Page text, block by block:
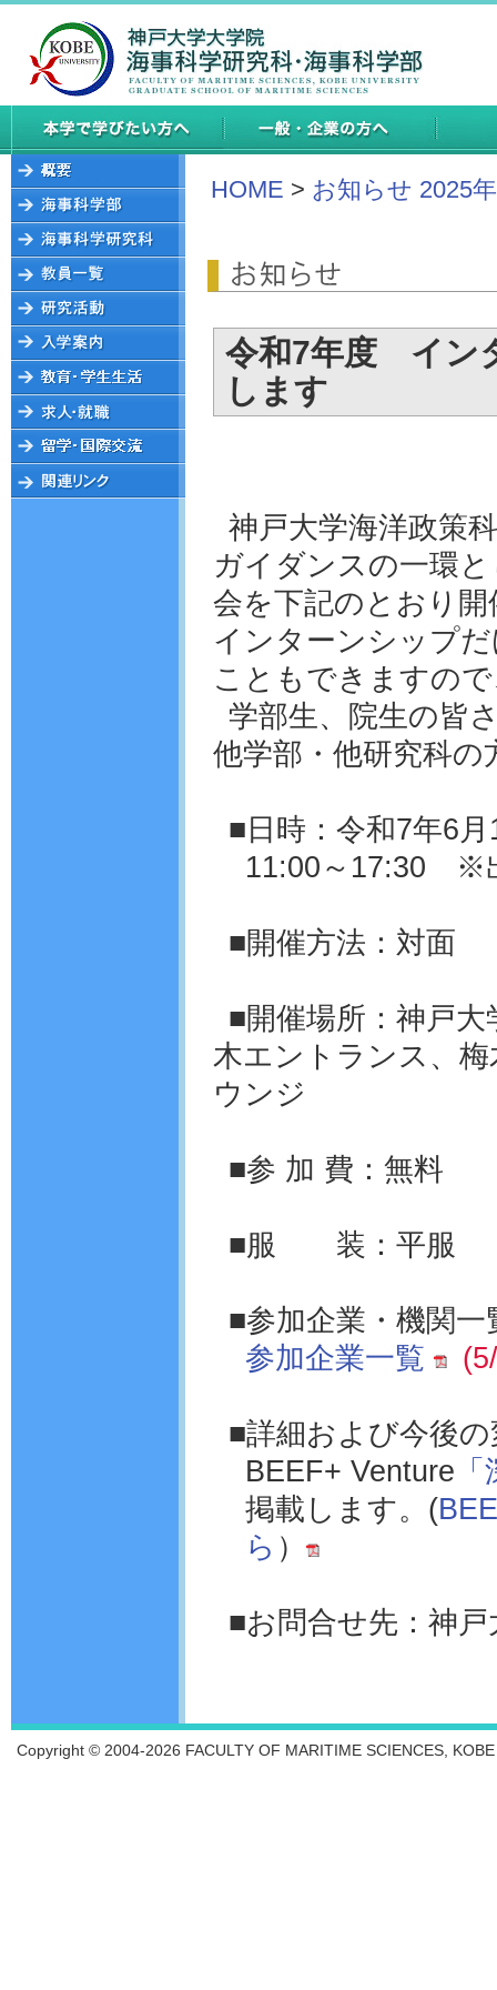
HOME > お知らせ 2025
令和7年度 イン
します
神戸大学海洋政策
ガイダンスの一環
会を下記のとおり
インターンシップ
こともできますの
学部生、院生の皆
他学部・他研究科
■日時：令和7年6
11:00～17:30 ※
■開催方法：対面
■開催場所：神戸
木エントランス、
ウンジ
■参 加 費：無料
■服 装：平服
■参加企業・機関
参加企業一覧
■詳細および今後
BEEF+ Venture
掲載します。(
ら ）
■お問合せ先：神
Copyright © 2004-2026 FACULTY OF MARITIME SCIENCES,